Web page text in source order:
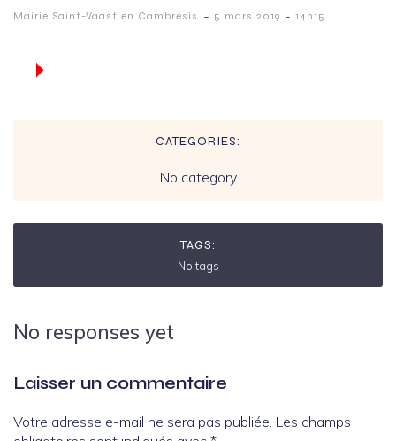
Mairie Saint-Vaast en Cambrésis - 5 mars 2019 - 14h15
CATEGORIES:
No category
TAGS:
No tags
No responses yet
Laisser un commentaire
Votre adresse e-mail ne sera pas publiée. Les champs